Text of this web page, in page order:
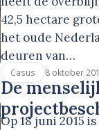
42,5 hectare
het oude
deuren van…
Casus 8 oktober
De
Op 18 juni 2015